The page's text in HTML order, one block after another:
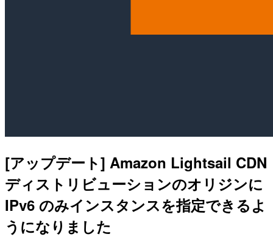
[アップデート] Amazon Lightsail CDN
ディストリビューションのオリジンに
IPv6 のみインスタンスを指定できるよ
うになりました